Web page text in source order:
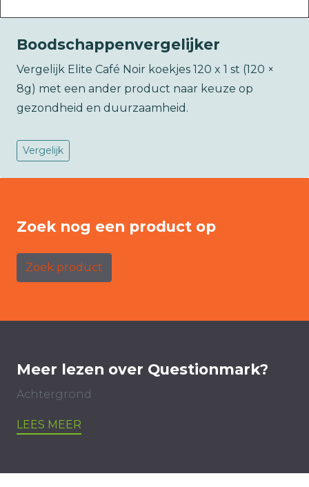
Boodschappenvergelijker
Vergelijk Elite Café Noir koekjes 120 x 1 st (120 ×
8g) met een ander product naar keuze op
gezondheid en duurzaamheid.
Vergelijk
Zoek nog een product op
Zoek product
Meer lezen over Questionmark?
Achtergrond
LEES MEER